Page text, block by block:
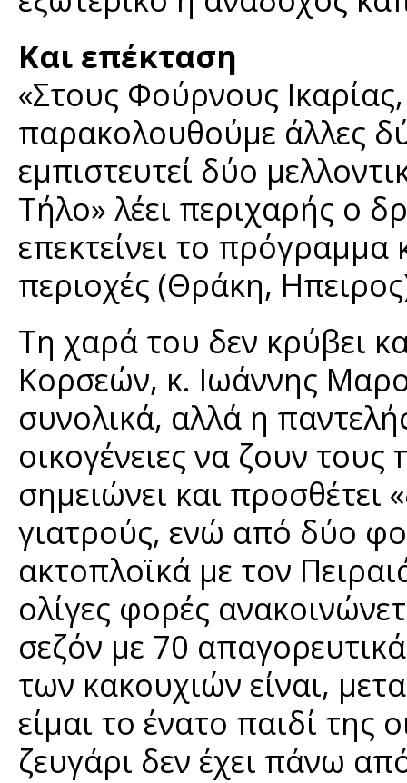
Και επέκταση
«Στους Φούρνους
παρακολουθούμε άλλες
εμπιστευτεί δύο
Τήλο» λέει περιχαρής ο
επεκτείνει το πρόγραμμα
περιοχές (Θράκη,
Τη χαρά του δεν κρύβει
Κορσεών, κ. Ιωάννης
συνολικά, αλλά η
οικογένειες να ζουν
σημειώνει και
γιατρούς, ενώ από δύο
ακτοπλοϊκά με τον
ολίγες φορές
σεζόν με 70
των κακουχιών είναι,
είμαι το ένατο παιδί της
ζευγάρι δεν έχει πάνω